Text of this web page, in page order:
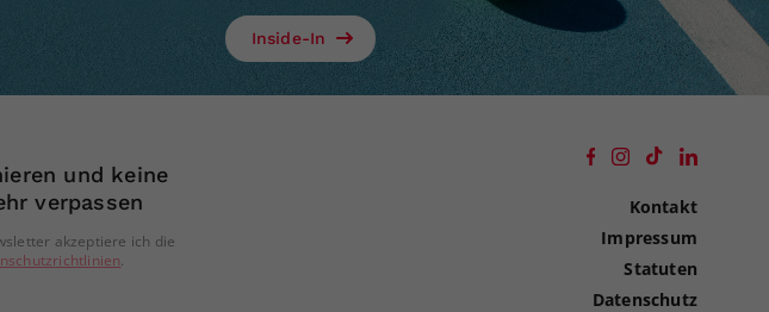
Inside-In
und keine
verpassen
akzeptiere ich die
.
Kontakt
Impressum
Statuten
Datenschutz